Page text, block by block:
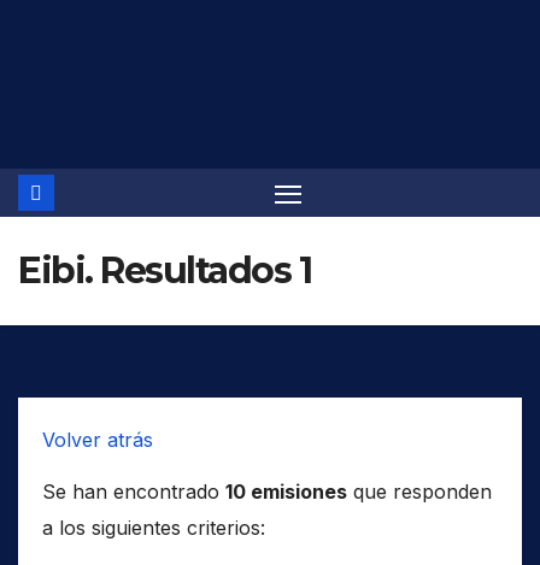
Eibi. Resultados 1
Volver atrás
Se han encontrado 10 emisiones que responden
a los siguientes criterios: